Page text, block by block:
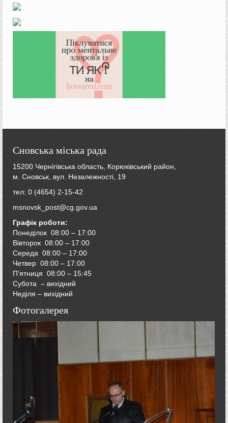
Сновська міська рада
15200 Чернігівська область, Корюківський район,
м. Сновськ, вул. Незалежності, 19
тел: 0 (4654) 2-15-42
msnovsk_post@cg.gov.ua
Графік роботи:
Понеділок 08:00 – 17:00
Вівторок 08:00 – 17:00
Середа 08:00 – 17:00
Четвер 08:00 – 17:00
П’ятниця 08:00 – 15:45
Субота – вихідний
Неділя – вихідний
Фотогалерея